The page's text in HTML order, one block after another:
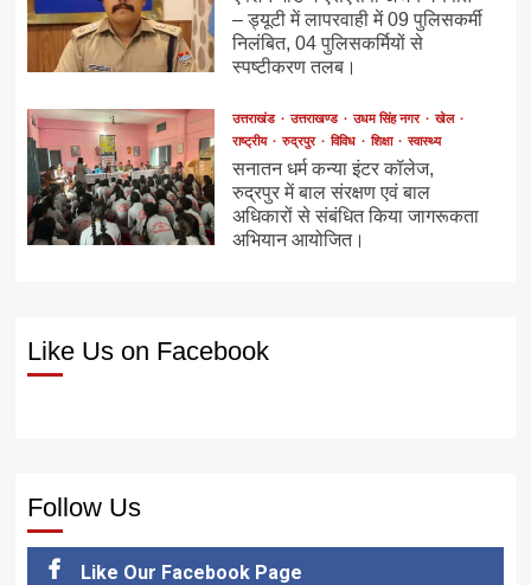
– ड्यूटी में लापरवाही में 09 पुलिसकर्मी
निलंबित, 04 पुलिसकर्मियों से
स्पष्टीकरण तलब।
उत्तराखंड उत्तराखण्ड उधम सिंह नगर
खेल
राष्ट्रीय
रुद्रपुर विविध शिक्षा स्वास्थ्य
सनातन धर्म कन्या इंटर कॉलेज,
रुद्रपुर में बाल संरक्षण एवं बाल
अधिकारों से संबंधित किया जागरूकता
अभियान आयोजित।
Like Us on Facebook
Follow Us
Like Our Facebook Page